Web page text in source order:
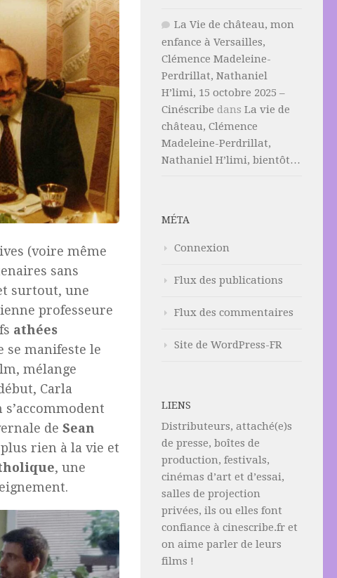
(voire même
sans
surtout, une
professeure
athées
se manifeste le
mélange
Carla
de Sean
rien à la vie et
, une
La Vie de château, mon
enfance à Versailles,
Clémence Madeleine-
Perdrillat, Nathaniel
H’limi, 15 octobre 2025 –
Cinéscribe dans La vie de
château, Clémence
Madeleine-Perdrillat,
Nathaniel H’limi, bientôt…
MÉTA
Connexion
Flux des publications
Flux des commentaires
Site de WordPress-FR
LIENS
Distributeurs, attaché(e)s
de presse, boîtes de
production, festivals,
cinémas d’art et d’essai,
salles de projection
privées, ils ou elles font
confiance à cinescribe.fr et
on aime parler de leurs
films !